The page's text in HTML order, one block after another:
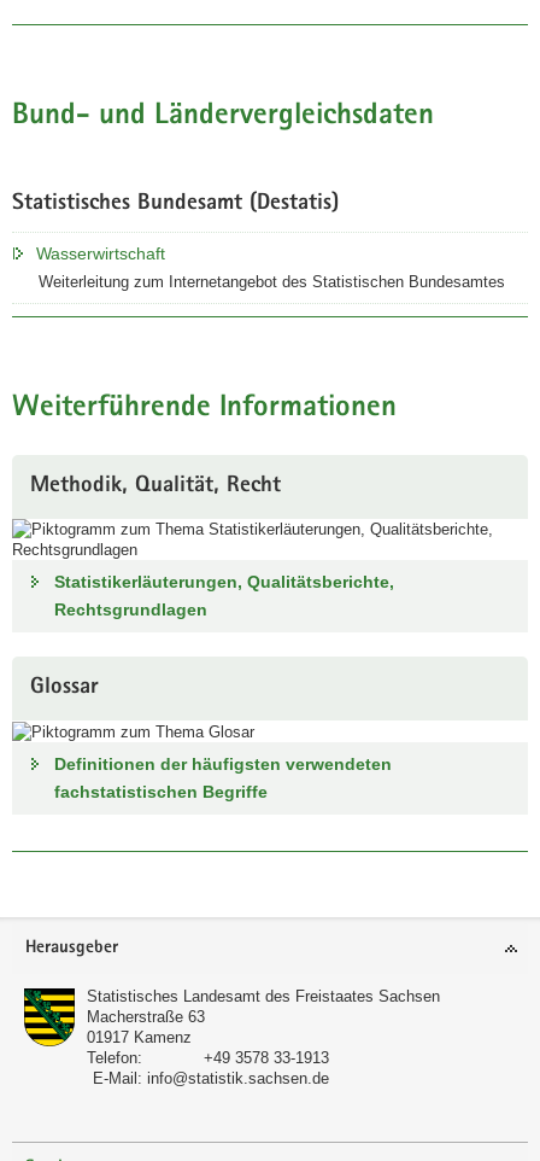
Bund- und Ländervergleichsdaten
Statistisches Bundesamt (Destatis)
Wasserwirtschaft
Weiterleitung zum Internetangebot des Statistischen Bundesamtes
Weiterführende Informationen
Methodik, Qualität, Recht
Statistikerläuterungen, Qualitätsberichte,
Rechtsgrundlagen
Glossar
Definitionen der häufigsten verwendeten
fachstatistischen Begriffe
Footer-
Herausgeber
Statistisches Landesamt des Freistaates Sachsen
Macherstraße 63
01917 Kamenz
Telefon:
+49 3578 33-1913
E-Mail: info@statistik.sachsen.de